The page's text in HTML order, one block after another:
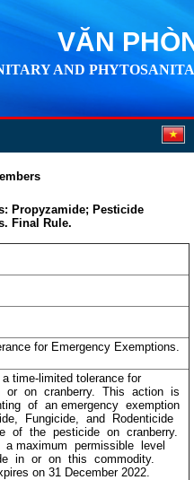
VĂN
AND
Propyzamide; Pesticide
Final Rule.
for Emergency Exemptions.
time-limited tolerance for
or on cranberry. This action is
of an emergency exemption
Fungicide, and Rodenticide
of the pesticide on cranberry.
maximum permissible level
in or on this commodity.
on 31 December 2022.